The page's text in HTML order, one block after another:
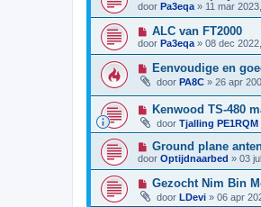
i
c
b
e
i
c
h
i
e
w
b
e
i
c
h
door Pa3eqa » 11 mar
N
i
e
u
w
b
e
c
h
ALC van FT2000
door Pa3eqa » 08 dec
N
e
u
w
b
e
c
h
Eenvoudige en
door PA8C » 26 apr
N
e
w
b
e
i
c
Kenwood TS-480
door Tjalling PE1RQM
N
i
w
b
Ground plane
door Optijdnaarbed » 03
N
e
Gezocht Nim Bin
door LDevi » 06 apr